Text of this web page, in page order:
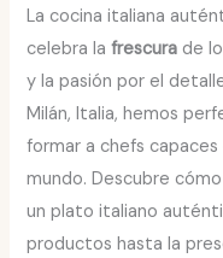
La cocina italiana
celebra lafrescura de
y la pasión por el
Milán, Italia, hemos
formar a chefs
mundo. Descubre
un plato italiano
productos hasta la